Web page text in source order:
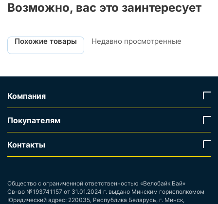
Возможно, вас это заинтересует
Похожие товары Недавно просмотренные
Компания
Покупателям
Контакты
Общество с ограниченной ответственностью «Велобайк Бай»
Св-во №193741157 от 31.01.2024 г. выдано Минским горисполкомом
Юридический адрес: 220035, Республика Беларусь, г. Минск,